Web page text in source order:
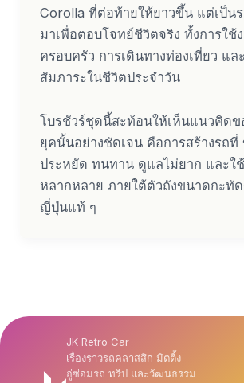
Corolla ที่ต่อท้ายให้ยาวขึ้น แต่เป็น
มาเพื่อตอบโจทย์ชีวิตจริง ทั้งการใช้
ครอบครัว การเดินทางท่องเที่ยว แล
สัมภาระในชีวิตประจำวัน
โบรชัวร์ชุดนี้สะท้อนให้เห็นแนวคิดข
ยุคนั้นอย่างชัดเจน คือการสร้างรถที่
ประหยัด ทนทาน ดูแลไม่ยาก และใ
หลากหลาย ภายใต้ตัวถังขนาดกะทั
ญี่ปุ่นแท้ ๆ
JK Retro Car
เรื่องราวรถคลาสสิก มิตติ้ง
อู่ซ่อมรถ ทริป และวัฒนธรรม